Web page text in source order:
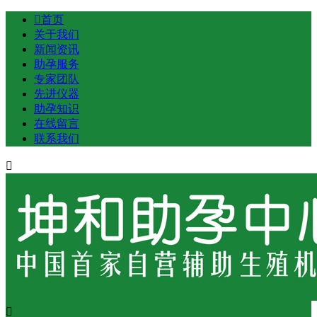
首页
关于我们
新闻资讯
助孕服务
专家团队
先进仪器
助孕知识
在线留言
联系我们

